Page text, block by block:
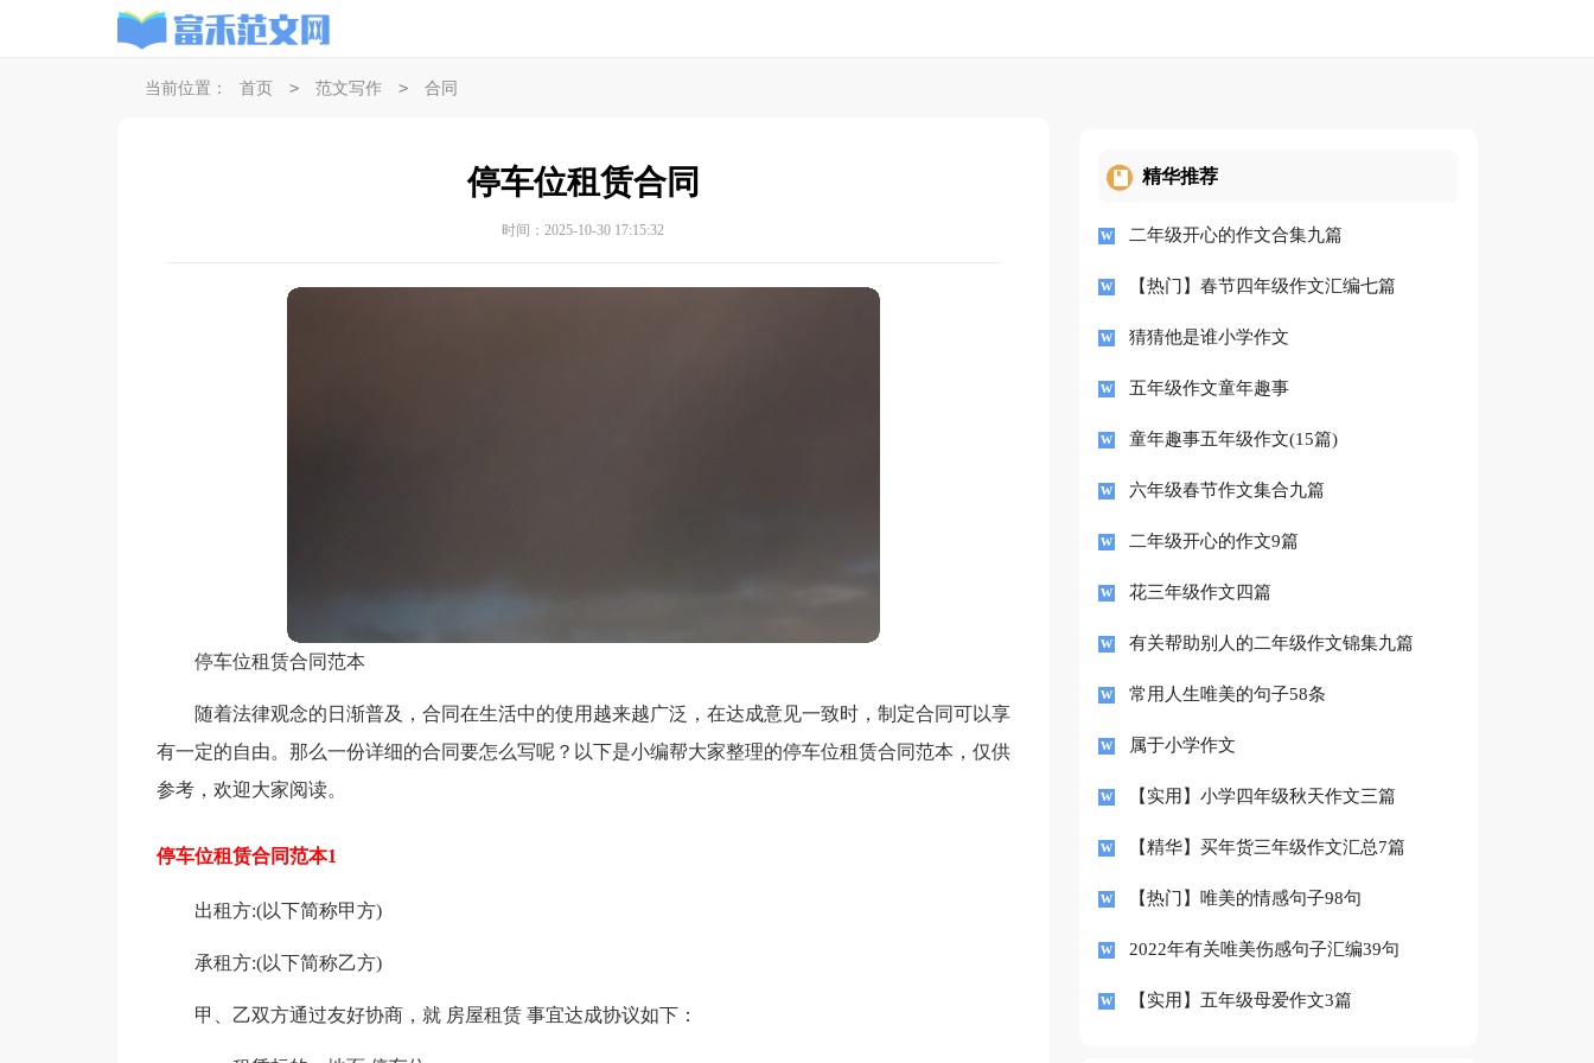
当前位置： 首页 > 范文写作 > 合同
停车位租赁合同
时间：2025-10-30 17:15:32
停车位租赁合同范本
随着法律观念的日渐普及，合同在生活中的使用越来越广泛，在达成意见一致时，制定合同可以享
有一定的自由。那么一份详细的合同要怎么写呢？以下是小编帮大家整理的停车位租赁合同范本，仅供
参考，欢迎大家阅读。
停车位租赁合同范本1
出租方:(以下简称甲方)
承租方:(以下简称乙方)
甲、乙双方通过友好协商，就 房屋租赁 事宜达成协议如下：
精华推荐
二年级开心的作文合集九篇
【热门】春节四年级作文汇编七篇
猜猜他是谁小学作文
五年级作文童年趣事
童年趣事五年级作文(15篇)
六年级春节作文集合九篇
二年级开心的作文9篇
花三年级作文四篇
有关帮助别人的二年级作文锦集九篇
常用人生唯美的句子58条
属于小学作文
【实用】小学四年级秋天作文三篇
【精华】买年货三年级作文汇总7篇
【热门】唯美的情感句子98句
2022年有关唯美伤感句子汇编39句
【实用】五年级母爱作文3篇